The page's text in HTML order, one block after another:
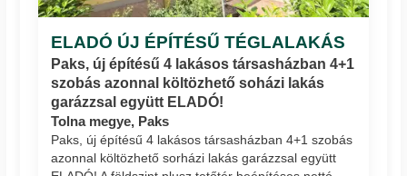
ELADÓ ÚJ ÉPÍTÉSŰ TÉGLALAKÁS
Paks, új építésű 4 lakásos társasházban 4+1
szobás azonnal költözhető soházi lakás
garázzsal együtt ELADÓ!
Tolna megye, Paks
Paks, új építésű 4 lakásos társasházban 4+1 szobás
azonnal költözhető sorházi lakás garázzsal együtt